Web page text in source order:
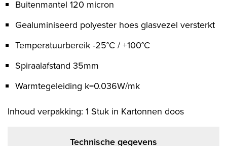
Buitenmantel 120 micron
Gealuminiseerd polyester hoes glasvezel versterkt
Temperatuurbereik -25°C / +100°C
Spiraalafstand 35mm
Warmtegeleiding k=0.036W/mk
Inhoud verpakking: 1 Stuk in Kartonnen doos
Technische gegevens